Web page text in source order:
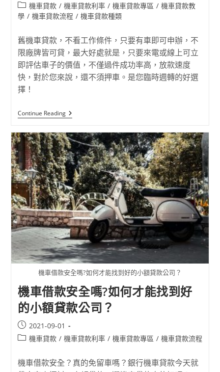
機車貸款 / 機車貸款利率 / 機車貸款專區 / 機車貸款教
學 / 機車貸款流程 / 機車貸款種類
舊機車貸款，不看工作條件，只要有車即可申辦，不
限廠牌皆可貸，最大好處就是，只要來電或線上可立
即評估車子的價值，不僅過件成功率高，放款速度
快，對於您來說，還不須押車。是您臨時週轉的好選
擇！
Continue Reading
機車借款安全嗎?如何才能找到好的小額貸款公司？
機車借款安全嗎?如何才能找到好
的小額貸款公司？
2021-09-01
機車貸款 / 機車貸款利率 / 機車貸款專區 / 機車貸款流程
機車借款安全？真的免留車嗎？銀行機車貸款今天就